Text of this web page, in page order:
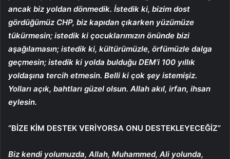
ancak biz yoldan dönmedik. İstedik ki, bizim dost
gördüğümüz CHP, biz kapıdan çıkarken yüzümüze
tükürmesin; istedik ki çocuklarımızın önünde bizi
aşağılamasın; istedik ki, kültürümüzle, örfümüzle dalga
geçmesin; istedik ki yolda bulduğu DEM’i 100 yıllık
yoldaşına tercih etmesin. Belli ki çok şey istemişiz.
Yolları açık, bahtları güzel olsun. Allah akıl, irfan, ihsan
eylesin.
“BİZE KİM DESTEK VERİYORSA ONU DESTEKLEYECEĞİZ”
Biz kendi yolumuzda, Allah, Muhammed, Ali yolunda,